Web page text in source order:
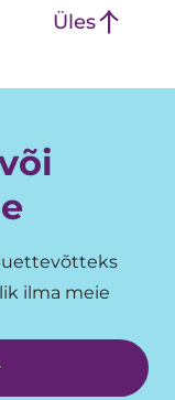
Üles
ilma meie